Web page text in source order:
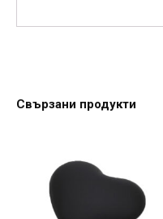
Свързани продукти